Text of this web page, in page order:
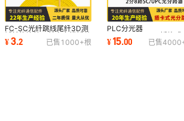
FC-SC光纤跳线尾纤3D测
试转换连接器兼容多模插芯
极寒双芯
¥3.2 已售 1000+根
PLC分光器
SCAPC/SCUPC插片式
LGX插卡式分路千兆光
¥15.00 已售